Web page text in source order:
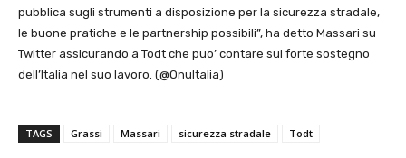
pubblica sugli strumenti a disposizione per la sicurezza stradale,
le buone pratiche e le partnership possibili”, ha detto Massari su
Twitter assicurando a Todt che puo’ contare sul forte sostegno
dell’Italia nel suo lavoro. (@OnuItalia)
TAGS Grassi Massari sicurezza stradale Todt